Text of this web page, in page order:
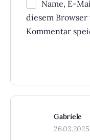
Name, E-
diesem
Kommentar
Gabriele
26.03.2025